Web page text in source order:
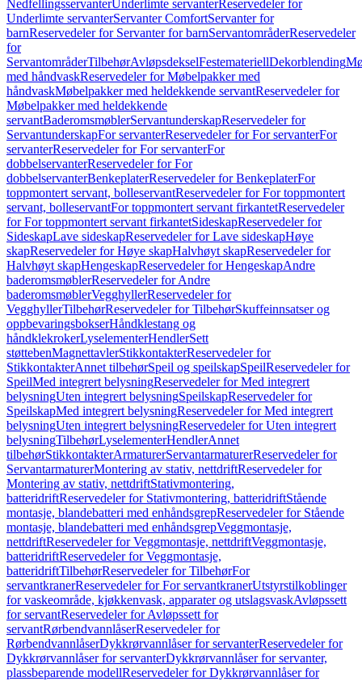
NedfellingsservanterUnderlimte servanterReservedeler for
Underlimte servanterServanter ComfortServanter for
barnReservedeler for Servanter for barnServantområderReservedeler
for
ServantområderTilbehørAvløpsdekselFestemateriellDekorblending
med håndvaskReservedeler for Møbelpakker med
håndvaskMøbelpakker med heldekkende servantReservedeler for
Møbelpakker med heldekkende
servantBaderomsmøblerServantunderskapReservedeler for
ServantunderskapFor servanterReservedeler for For servanterFor
servanterReservedeler for For servanterFor
dobbelservanterReservedeler for For
dobbelservanterBenkeplaterReservedeler for BenkeplaterFor
toppmontert servant, bolleservantReservedeler for For toppmontert
servant, bolleservantFor toppmontert servant firkantetReservedeler
for For toppmontert servant firkantetSideskapReservedeler for
SideskapLave sideskapReservedeler for Lave sideskapHøye
skapReservedeler for Høye skapHalvhøyt skapReservedeler for
Halvhøyt skapHengeskapReservedeler for HengeskapAndre
baderomsmøblerReservedeler for Andre
baderomsmøblerVegghyllerReservedeler for
VegghyllerTilbehørReservedeler for TilbehørSkuffeinnsatser og
oppbevaringsbokserHåndklestang og
håndklekrokerLyselementerHendlerSett
støttebenMagnettavlerStikkontakterReservedeler for
StikkontakterAnnet tilbehørSpeil og speilskapSpeilReservedeler for
SpeilMed integrert belysningReservedeler for Med integrert
belysningUten integrert belysningSpeilskapReservedeler for
SpeilskapMed integrert belysningReservedeler for Med integrert
belysningUten integrert belysningReservedeler for Uten integrert
belysningTilbehørLyselementerHendlerAnnet
tilbehørStikkontakterArmaturerServantarmaturerReservedeler for
ServantarmaturerMontering av stativ, nettdriftReservedeler for
Montering av stativ, nettdriftStativmontering,
batteridriftReservedeler for Stativmontering, batteridriftStående
montasje, blandebatteri med enhåndsgrepReservedeler for Stående
montasje, blandebatteri med enhåndsgrepVeggmontasje,
nettdriftReservedeler for Veggmontasje, nettdriftVeggmontasje,
batteridriftReservedeler for Veggmontasje,
batteridriftTilbehørReservedeler for TilbehørFor
servantkranerReservedeler for For servantkranerUtstyrstilkoblinger
for vaskeområde, kjøkkenvask, apparater og utslagsvaskAvløpssett
for servantReservedeler for Avløpssett for
servantRørbendvannlåserReservedeler for
RørbendvannlåserDykkrørvannlåser for servanterReservedeler for
Dykkrørvannlåser for servanterDykkrørvannlåser for servanter,
plassbeparende modellReservedeler for Dykkrørvannlåser for